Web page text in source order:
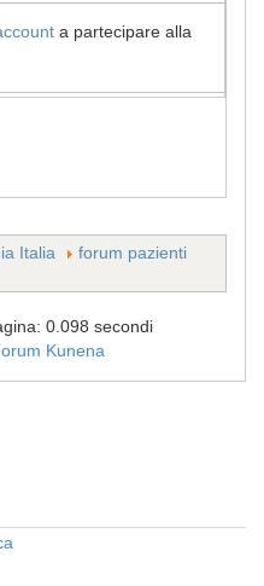
a partecipare alla
Italia
forum pazienti
0.098 secondi
Kunena